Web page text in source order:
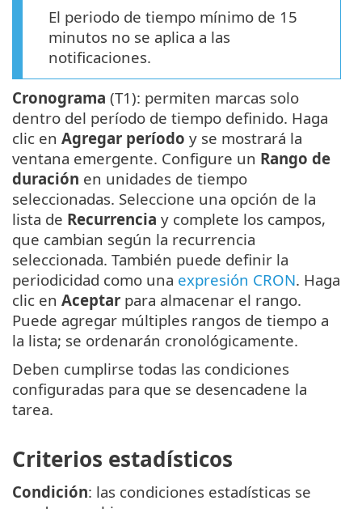
El periodo de tiempo mínimo de 15
minutos no se aplica a las
notificaciones.
Cronograma (T1): permiten marcas solo
dentro del período de tiempo definido. Haga
clic en Agregar período y se mostrará la
ventana emergente. Configure un Rango de
duración en unidades de tiempo
seleccionadas. Seleccione una opción de la
lista de Recurrencia y complete los campos,
que cambian según la recurrencia
seleccionada. También puede definir la
periodicidad como una expresión CRON. Haga
clic en Aceptar para almacenar el rango.
Puede agregar múltiples rangos de tiempo a
la lista; se ordenarán cronológicamente.
Deben cumplirse todas las condiciones
configuradas para que se desencadene la
tarea.
Criterios estadísticos
Condición: las condiciones estadísticas se